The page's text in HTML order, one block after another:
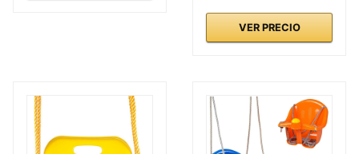
VER PRECIO